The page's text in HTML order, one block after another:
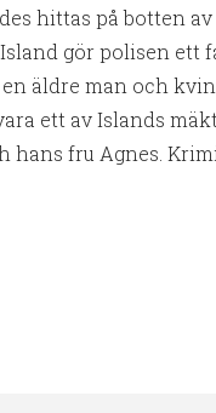
hittas på botten
gör polisen ett
äldre man och
ett av Islands
fru Agnes.